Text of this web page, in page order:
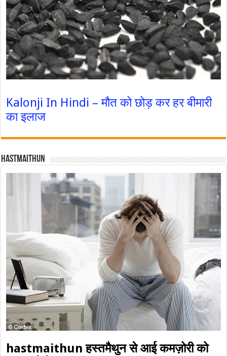
Kalonji In Hindi – मौत को छोड़ कर हर बीमारी
का इलाज
Hastmaithun
hastmaithun हस्तमैथुन से आई कमज़ोरी को